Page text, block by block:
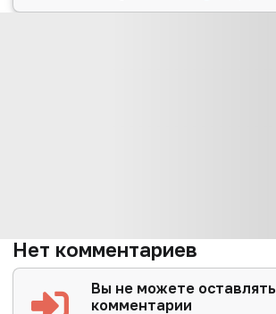
Нет комментариев
Вы не можете оставлять
комментарии